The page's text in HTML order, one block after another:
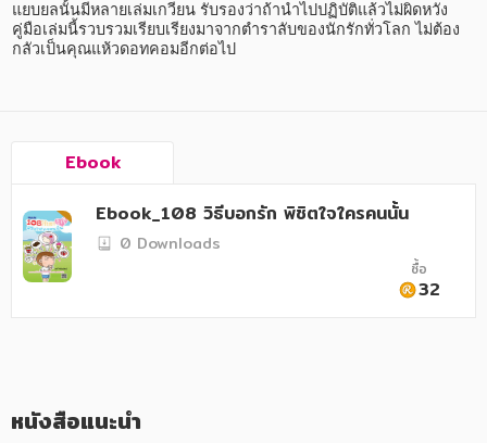
สังคม วัฒนธรรม การปกครอง ศาสนาและปรัชญา
การเงิน การลงทุน บริหาร
นิตยสาร หนังสือพิมพ์
ครอบครัว
เทคโนโลยี การสื่อสาร วิทยาศาสตร์
แยบยลนั้นมีหลายเล่มเกวียน รับรองว่าถ้านำไปปฏิบัติแล้วไม่ผิดหวัง
คู่มือเล่มนี้รวบรวมเรียบเรียงมาจากตำราลับของนักรักทั่วโลก ไม่ต้อง
กลัวเป็นคุณแห้วดอทคอมอีกต่อไป
Ebook
Ebook_108 วิธีบอกรัก พิชิตใจใครคนนั้น
0 Downloads
ซื้อ
32
หนังสือแนะนำ